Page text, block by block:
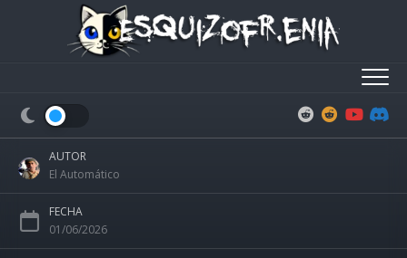
AUTOR
El Automático
FECHA
01/06/2026